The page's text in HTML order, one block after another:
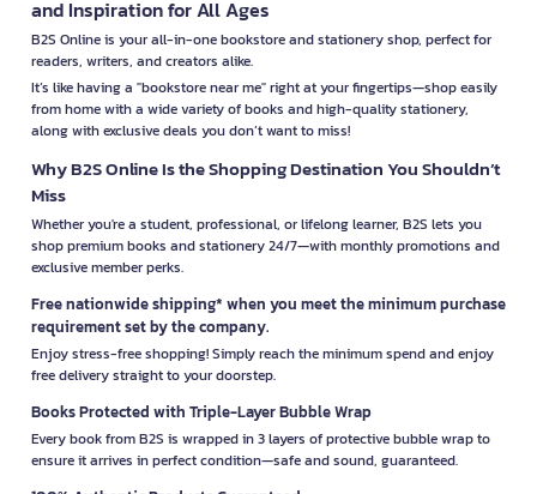
and Inspiration for All Ages
B2S Online is your all-in-one bookstore and stationery shop, perfect for
readers, writers, and creators alike.
It’s like having a "bookstore near me" right at your fingertips—shop easily
from home with a wide variety of books and high-quality stationery,
along with exclusive deals you don’t want to miss!
Why B2S Online Is the Shopping Destination You Shouldn’t
Miss
Whether you're a student, professional, or lifelong learner, B2S lets you
shop premium books and stationery 24/7—with monthly promotions and
exclusive member perks.
Free nationwide shipping* when you meet the minimum purchase
requirement set by the company.
Enjoy stress-free shopping! Simply reach the minimum spend and enjoy
free delivery straight to your doorstep.
Books Protected with Triple-Layer Bubble Wrap
Every book from B2S is wrapped in 3 layers of protective bubble wrap to
ensure it arrives in perfect condition—safe and sound, guaranteed.